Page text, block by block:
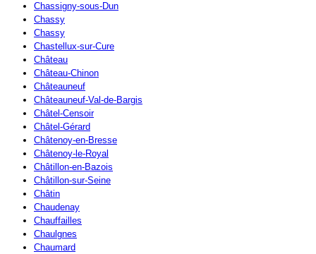
Chassigny-sous-Dun
Chassy
Chassy
Chastellux-sur-Cure
Château
Château-Chinon
Châteauneuf
Châteauneuf-Val-de-Bargis
Châtel-Censoir
Châtel-Gérard
Châtenoy-en-Bresse
Châtenoy-le-Royal
Châtillon-en-Bazois
Châtillon-sur-Seine
Châtin
Chaudenay
Chauffailles
Chaulgnes
Chaumard